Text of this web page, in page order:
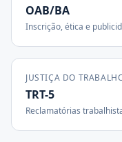
OAB/BA
Inscrição, ética e
JUSTIÇA DO
TRT-5
Reclamatórias